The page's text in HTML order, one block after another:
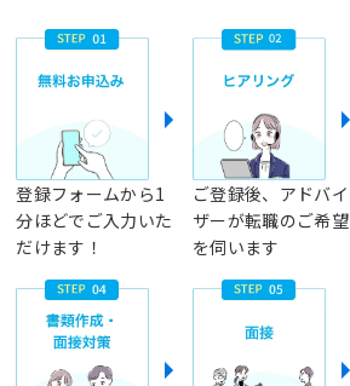
登録フォームから1
分ほどでご入力いた
だけます！
ご登録後、アドバイ
ザーが転職のご希望
を伺います